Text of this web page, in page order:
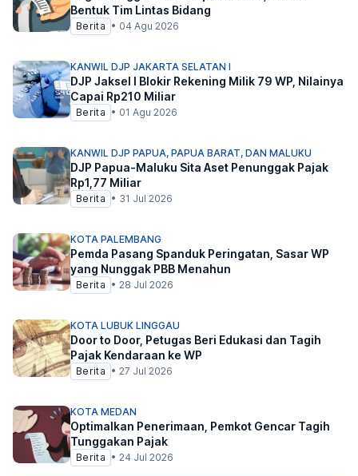
Bentuk Tim Lintas Bidang
Berita • 04 Agu 2026
KANWIL DJP JAKARTA SELATAN I
DJP Jaksel I Blokir Rekening Milik 79 WP, Nilainya
Capai Rp210 Miliar
Berita • 01 Agu 2026
KANWIL DJP PAPUA, PAPUA BARAT, DAN MALUKU
DJP Papua-Maluku Sita Aset Penunggak Pajak
Rp1,77 Miliar
Berita • 31 Jul 2026
KOTA PALEMBANG
Pemda Pasang Spanduk Peringatan, Sasar WP
yang Nunggak PBB Menahun
Berita • 28 Jul 2026
KOTA LUBUK LINGGAU
Door to Door, Petugas Beri Edukasi dan Tagih
Pajak Kendaraan ke WP
Berita • 27 Jul 2026
KOTA MEDAN
Optimalkan Penerimaan, Pemkot Gencar Tagih
Tunggakan Pajak
Berita • 24 Jul 2026